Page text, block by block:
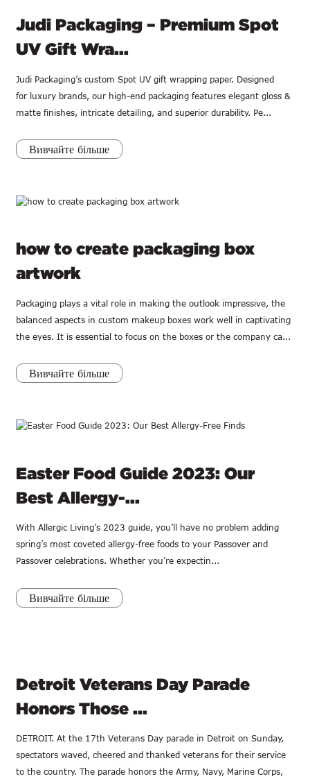
Judi Packaging – Premium Spot
UV Gift Wra...
Judi Packaging’s custom Spot UV gift wrapping paper. Designed
for luxury brands, our high-end packaging features elegant gloss &
matte finishes, intricate detailing, and superior durability. Pe...
Вивчайте більше
how to create packaging box
artwork
Packaging plays a vital role in making the outlook impressive, the
balanced aspects in custom makeup boxes work well in captivating
the eyes. It is essential to focus on the boxes or the company ca...
Вивчайте більше
Easter Food Guide 2023: Our
Best Allergy-...
With Allergic Living’s 2023 guide, you’ll have no problem adding
spring’s most coveted allergy-free foods to your Passover and
Passover celebrations. Whether you’re expectin...
Вивчайте більше
Detroit Veterans Day Parade
Honors Those ...
DETROIT. At the 17th Veterans Day parade in Detroit on Sunday,
spectators waved, cheered and thanked veterans for their service
to the country. The parade honors the Army, Navy, Marine Corps,